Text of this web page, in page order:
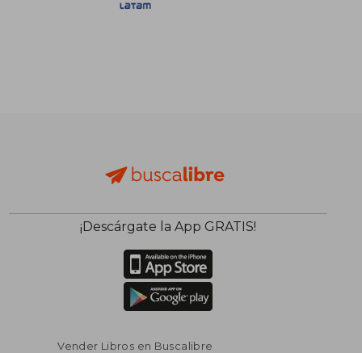
¡Descárgate la App GRATIS!
Vender Libros en Buscalibre